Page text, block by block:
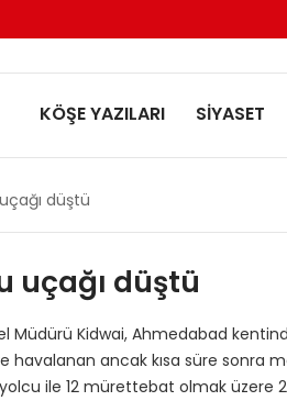
KÖŞE YAZILARI SİYASET
düştü
uçağı düştü
Müdürü Kidwai, Ahmedabad
havalanan ancak kısa süre sonra
yolcu ile 12 mürettebat olmak